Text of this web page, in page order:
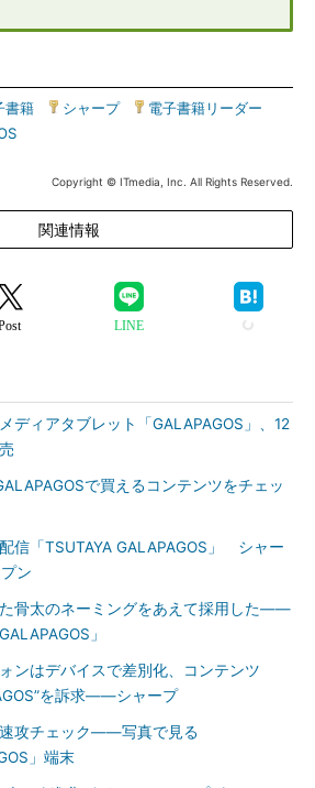
書籍 シャープ| 電子書籍リーダー
Copyright © ITmedia, Inc. All Rights Reserved.
関連情報
LINE
ディアタブレット「GALAPAGOS」、12
で買えるコンテンツをチェッ
信「TSUTAYA GALAPAGOS」 シャー
ン
骨太のネーミングをあえて採用した――
」
ンはデバイスで差別化、コンテンツ
を訴求――シャープ
攻チェック――写真で見る
」端末